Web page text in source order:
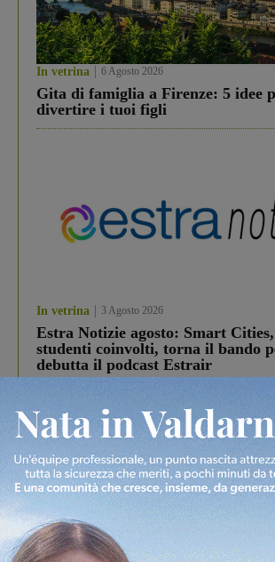
In vetrina 6 Agosto 2026
Gita di famiglia a Firenze: 5 idee
divertire i tuoi figli
In vetrina 3 Agosto 2026
Estra Notizie agosto: Smart
studenti coinvolti, torna il bando
debutta il podcast Estrair
Più lette
Figline Incisa Valdarno 1 Agosto 2026
Piscina di Figline finanziata oltre